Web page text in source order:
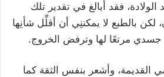
فقد أُبالغ في تقدير تلك
لكن بالطبع لا يمكننِي أن أقلِّل شأنِها
مرتعًا لها وترفض الخروج.
القديمة، وأشعر بنفس الثقة كما